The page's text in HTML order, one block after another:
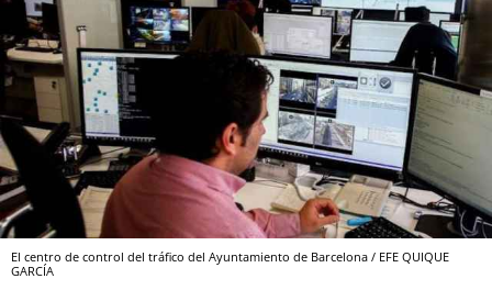
El centro de control del tráfico del Ayuntamiento de Barcelona / EFE QUIQUE
GARCÍA